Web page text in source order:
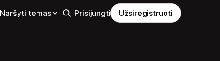
Naršyti temas Prisijungti Užsiregistruoti